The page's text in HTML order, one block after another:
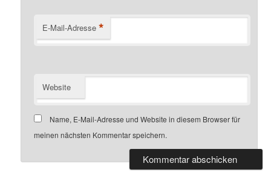
E-Mail-Adresse *
Website
Name, E-Mail-Adresse und Website in diesem Browser für
meinen nächsten Kommentar speichern.